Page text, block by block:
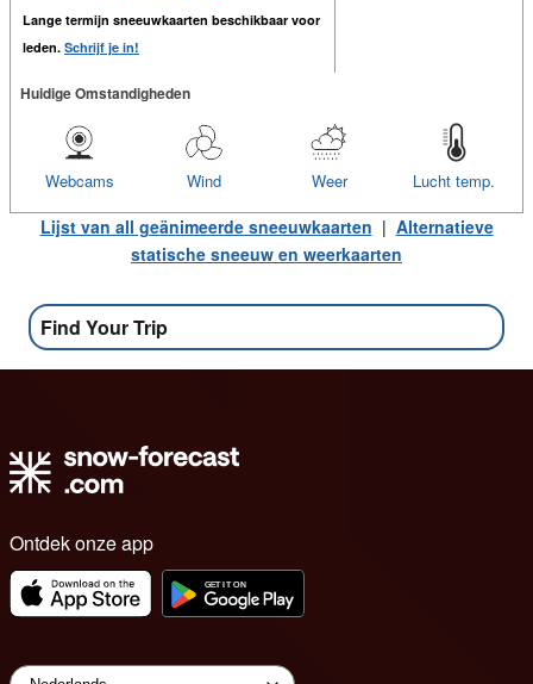
Lange termijn sneeuwkaarten beschikbaar voor
leden. Schrijf je in!
Huidige Omstandigheden
Lucht temp.
Weer
Wind
Webcams
Lijst van all geänimeerde sneeuwkaarten | Alternatieve
statische sneeuw en weerkaarten
Find Your Trip
Ontdek onze app